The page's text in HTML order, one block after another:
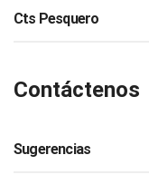
Cts Pesquero
Contáctenos
Sugerencias